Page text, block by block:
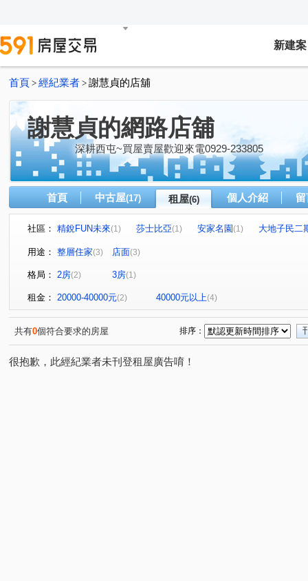
新建案
首頁 > 經紀業者 > 謝慧貞的店舖
謝慧貞的網路店舖
深耕西屯~買屋賣屋歡迎來電0929-233805
首頁 中古屋(17) 租屋(6) 個人介紹
社區： 精銳FUN未來(1) 莎士比亞(1) 安家名園(1)
大地子民二
弘孝路
(1) 福雅路
用途： 整層住家(3) 店面(3)
格局： 2房(2) 3房(1)
租金： 20000-40000元(2) 40000元以上(4)
共有0個符合要求的房屋 排序：
很抱歉，此經紀業者未刊登租屋廣告唷！